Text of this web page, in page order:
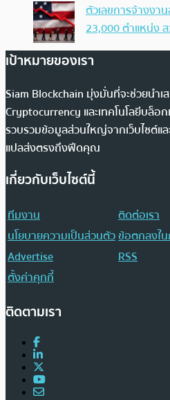
ตัวเลขการจ้างง
23,000 ตำแหน่ง
เป้าหมายของเรา
Siam Blockchain มุ่งมั่นที่จะช่วยนำเ
Cryptocurrency และเทคโนโลยีบล็อ
รวบรวมข้อมูลส่วนใหญ่จากเว็บไซต์แล
แปลส่งตรงถึงฟีดคุณ
เกี่ยวกับเว็บไซต์นี้
ทีมงาน
ติดต่อเรา
นโยบายความเป็นส่วนตัวข้อตกลงใ
Advertise
RSS
ตั้งค่าคุกกี้
ติดตามเรา